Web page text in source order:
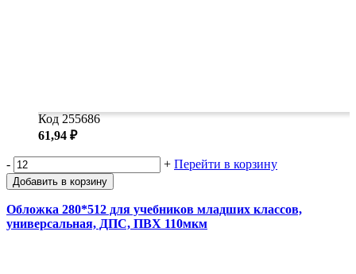
Код 255686
61,94 ₽
- + Перейти в корзину
Добавить в корзину
Обложка 280*512 для учебников младших классов,
универсальная, ДПС, ПВХ 110мкм